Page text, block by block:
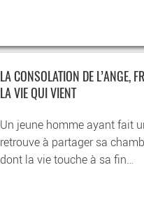
LA CONSOLATION DE L’ANGE,
LA VIE QUI VIENT
Un jeune homme ayant fait
retrouve à partager sa
dont la vie touche à sa fin…